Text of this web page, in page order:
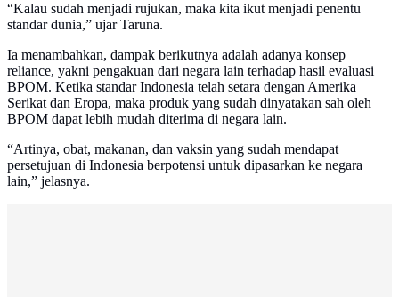
“Kalau sudah menjadi rujukan, maka kita ikut menjadi penentu
standar dunia,” ujar Taruna.
Ia menambahkan, dampak berikutnya adalah adanya konsep
reliance, yakni pengakuan dari negara lain terhadap hasil evaluasi
BPOM. Ketika standar Indonesia telah setara dengan Amerika
Serikat dan Eropa, maka produk yang sudah dinyatakan sah oleh
BPOM dapat lebih mudah diterima di negara lain.
“Artinya, obat, makanan, dan vaksin yang sudah mendapat
persetujuan di Indonesia berpotensi untuk dipasarkan ke negara
lain,” jelasnya.